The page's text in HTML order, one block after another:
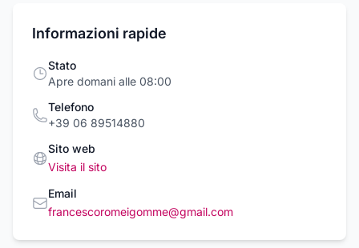
Informazioni rapide
Stato
Apre domani alle 08:00
Telefono
+39 06 89514880
Sito web
Visita il sito
Email
francescoromeigomme@gmail.com